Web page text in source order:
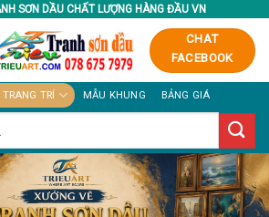
SƠN DẦU CHẤT LƯỢNG HÀNG ĐẦU VN
CHAT
FACEBOOK
TRÍ MẪU KHUNG BẢNG GIÁ